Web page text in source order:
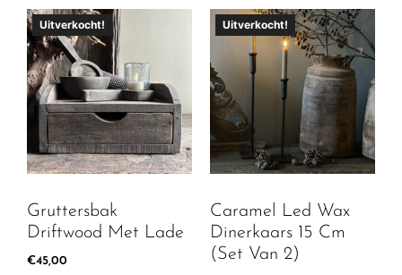
Uitverkocht!
Gruttersbak
Driftwood Met Lade
€45,00
Uitverkocht!
Caramel Led Wax
Dinerkaars 15 Cm
(set Van 2)